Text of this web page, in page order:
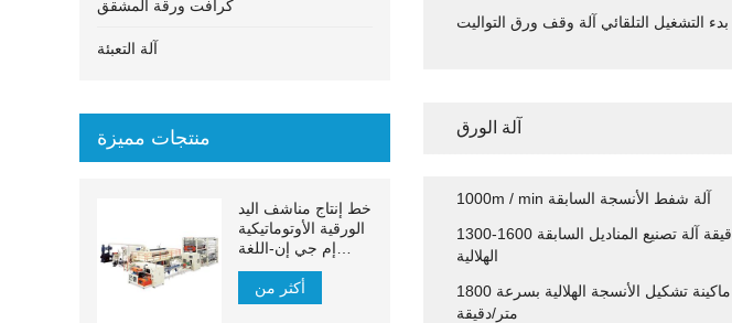
بدء التشغيل التلقائي آلة وقف ورق التواليت
آلة الورق
1000m / min آلة شفط الأنسجة السابقة
1300-1600 م/دقيقة آلة تصنيع المناديل السابقة
الهلالية
ماكينة تشكيل الأنسجة الهلالية بسرعة 1800
متر/دقيقة
كرافت ورقة المشقق
آلة التعبئة
منتجات مميزة
خط إنتاج مناشف اليد
الورقية الأوتوماتيكية
إم جي إن-اللغة
الإنجليزية:
أكثر من